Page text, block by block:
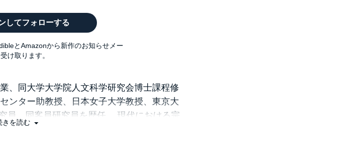
してフォローする
とAmazonから新作のお知らせメー
け取ります。
、同大学大学院人文科学研究会博士課程修
ンター助教授、日本女子大学教授、東京大
員、同客員研究員を歴任。 現代における宗
式を中心とした冠婚葬祭など、宗教現象に
きを読む